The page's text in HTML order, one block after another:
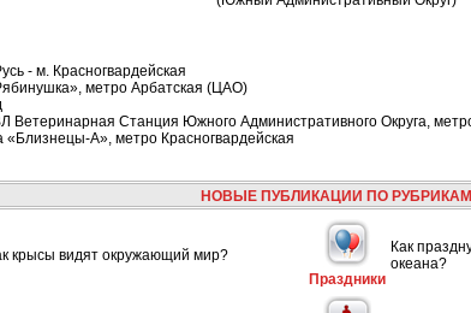
- м. Красногвардейская
метро Арбатская (ЦАО)
Ветеринарная Станция Южного Административного Округа,
«Близнецы-А», метро Красногвардейская
НОВЫЕ ПУБЛИКАЦИИ ПО РУБРИКАМ
крысы видят окружающий мир?
Праздники
Как
океана?